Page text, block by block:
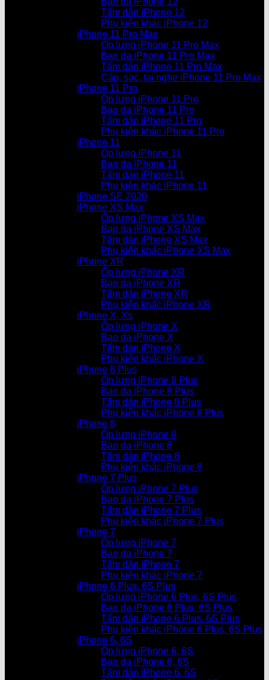
Tấm dán iPhone 12
Phụ kiện khác iPhone 12
iPhone 11 Pro Max
Ốp lưng iPhone 11 Pro Max
Bao da iPhone 11 Pro Max
Tấm dán iPhone 11 Pro Max
Cáp, sạc, tai nghe iPhone 11 Pro Max
iPhone 11 Pro
Ốp lưng iPhone 11 Pro
Bao da iPhone 11 Pro
Tấm dán iPhone 11 Pro
Phụ kiện khác iPhone 11 Pro
iPhone 11
Ốp lưng iPhone 11
Bao da iPhone 11
Tấm dán iPhone 11
Phụ kiện khác iPhone 11
iPhone SE 2020
iPhone XS Max
Ốp lưng iPhone XS Max
Bao da iPhone XS Max
Tấm dán iPhone XS Max
Phụ kiện khác iPhone XS Max
iPhone XR
Ốp lưng iPhone XR
Bao da iPhone XR
Tấm dán iPhone XR
Phụ kiện khác iPhone XR
iPhone X, Xs
Ốp lưng iPhone X
Bao da iPhone X
Tấm dán iPhone X
Phụ kiện khác iPhone X
iPhone 8 Plus
Ốp lưng iPhone 8 Plus
Bao da iPhone 8 Plus
Tấm dán iPhone 8 Plus
Phụ kiện khác iPhone 8 Plus
iPhone 8
Ốp lưng iPhone 8
Bao da iPhone 8
Tấm dán iPhone 8
Phụ kiện khác iPhone 8
iPhone 7 Plus
Ốp lưng iPhone 7 Plus
Bao da iPhone 7 Plus
Tấm dán iPhone 7 Plus
Phụ kiện khác iPhone 7 Plus
iPhone 7
Ốp lưng iPhone 7
Bao da iPhone 7
Tấm dán iPhone 7
Phụ kiện khác iPhone 7
iPhone 6 Plus, 6S Plus
Ốp lưng iPhone 6 Plus, 6S Plus
Bao da iPhone 6 Plus, 6S Plus
Tấm dán iPhone 6 Plus, 6S Plus
Phụ kiện khác iPhone 6 Plus, 6S Plus
iPhone 6, 6S
Ốp lưng iPhone 6, 6S
Bao da iPhone 6, 6S
Tấm dán iPhone 6, 6S